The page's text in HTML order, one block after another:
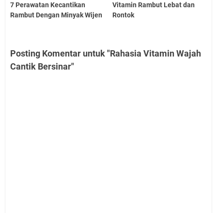
7 Perawatan Kecantikan
Rambut Dengan Minyak Wijen
Vitamin Rambut Lebat dan
Rontok
Posting Komentar untuk "Rahasia Vitamin Wajah
Cantik Bersinar"